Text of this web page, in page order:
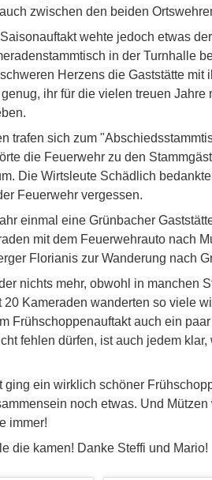
zwischen den beiden
wehte jedoch etwas
in der Turnhalle
Herzens die Gaststätte mit
ihr für die vielen treuen
trafen sich zum
die Feuerwehr zu den
Die Wirtsleute Schädlich
Feuerwehr vergessen.
einmal eine Grünbacher
mit dem Feuerwehrauto nach
Florianis zur Wanderung nach
nichts mehr, obwohl in manchen
20 Kameraden wanderten so viele
Frühschoppenauftakt auch ein
fehlen dürfen, ist auch jedem
ging ein wirklich schöner
noch etwas. Und
immer!
die kamen! Danke Steffi und Mario!